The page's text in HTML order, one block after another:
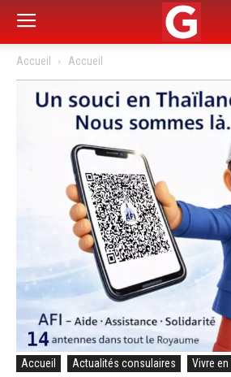
Accueil Accueil
Accueil Actualités consulaires Vivre